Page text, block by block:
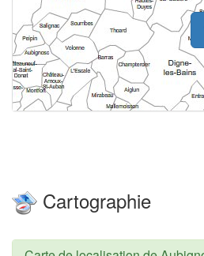
Cartographie